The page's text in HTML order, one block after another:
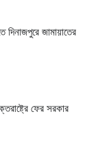
জামায়াতের
ফের সরকার